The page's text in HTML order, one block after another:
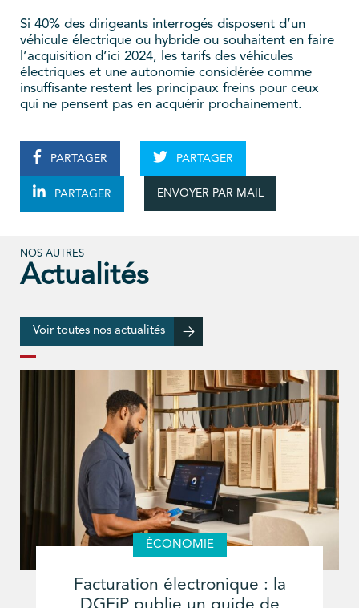
Si 40% des dirigeants interrogés disposent d’un
véhicule électrique ou hybride ou souhaitent en faire
l’acquisition d’ici 2024, les tarifs des véhicules
électriques et une autonomie considérée comme
insuffisante restent les principaux freins pour ceux
qui ne pensent pas en acquérir prochainement.
PARTAGER PARTAGER
PARTAGER ENVOYER PAR MAIL
NOS AUTRES
Actualités
Voir toutes nos actualités
ÉCONOMIE
Facturation électronique : la